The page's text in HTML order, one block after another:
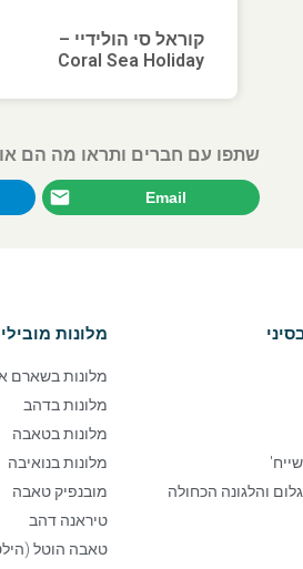
קוראל סי הולידיי –
Coral Sea Holiday
שתפו עם חברים ותראו מה הם
Email
והלגונה הכחולה
מלונות
מלונות בשארם
מלונות בדהב
מלונות בטאבה
מלונות בנואיבה
מובנפיק טאבה
טיראנה דהב
טאבה הוטל